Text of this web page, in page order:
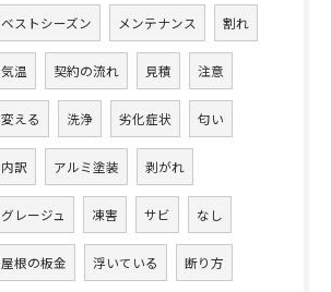
ベストシーズン メンテナンス 割れ
気温 契約の流れ 見積 注意
変える 洗浄 劣化症状 匂い
内訳 アルミ塗装 剥がれ
グレージュ 凍害 サビ なし
屋根の板金 浮いている 断り方